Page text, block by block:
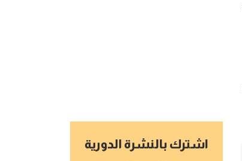
اشترك بالنشرة الدورية